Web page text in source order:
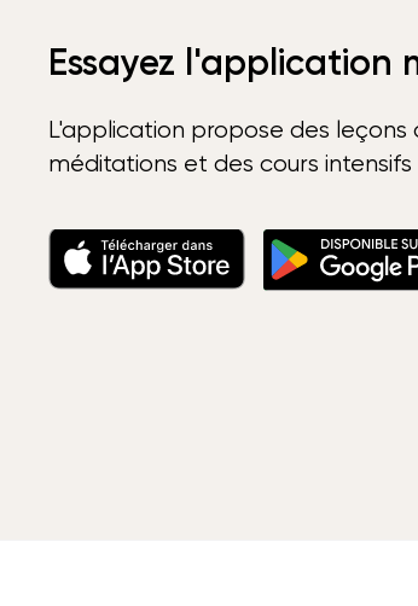
Essayez l'application
L'application propose des
méditations et des cours